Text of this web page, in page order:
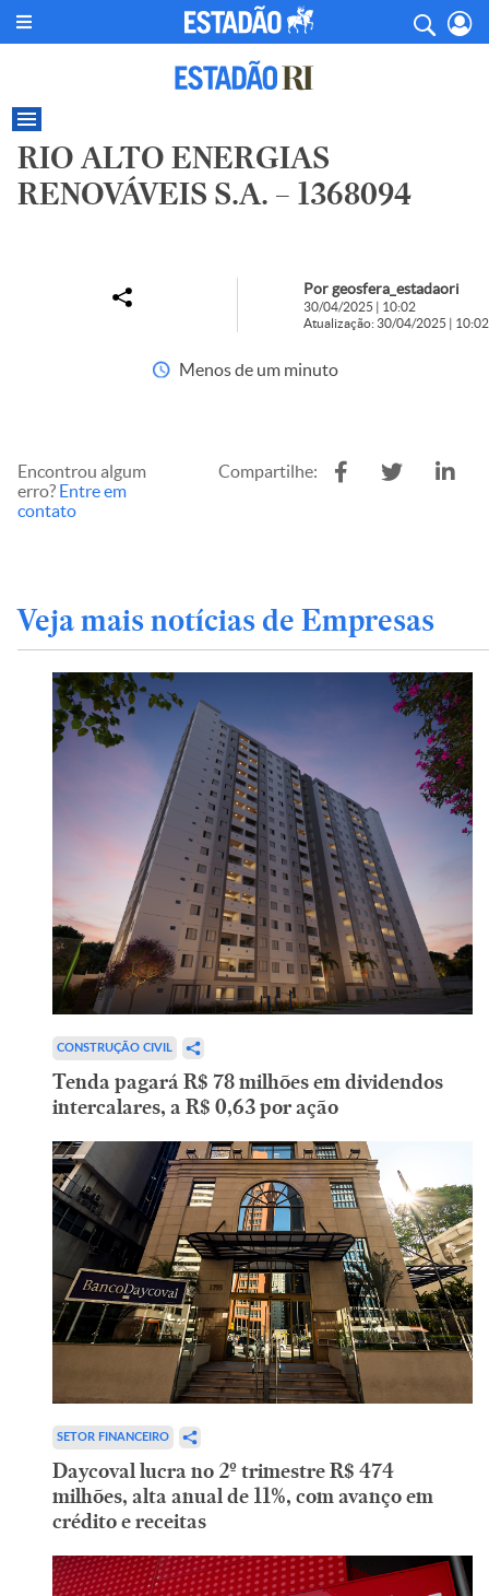
RIO ALTO ENERGIAS
RENOVÁVEIS S.A. – 1368094
Por geosfera_estadaori
30/04/2025 | 10:02
Atualização: 30/04/2025 | 10:02
Menos de um minuto
Encontrou algum
erro? Entre em
contato
Compartilhe:
Veja mais notícias de Empresas
CONSTRUÇÃO CIVIL
Tenda pagará R$ 78 milhões em dividendos
intercalares, a R$ 0,63 por ação
SETOR FINANCEIRO
Daycoval lucra no 2º trimestre R$ 474
milhões, alta anual de 11%, com avanço em
crédito e receitas